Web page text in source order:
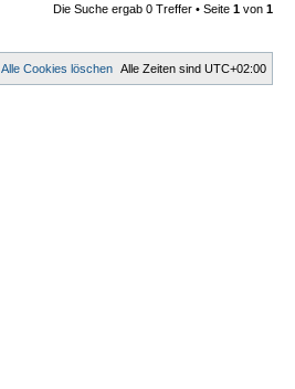
Die Suche ergab 0 Treffer • Seite 1 von 1
Alle Zeiten sind UTC+02:00
Alle Cookies löschen